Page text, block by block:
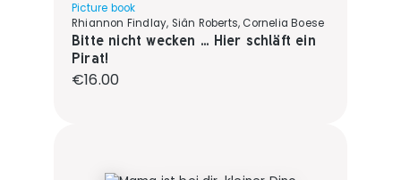
Picture book
Rhiannon Findlay, Siân Roberts, Cornelia Boese
Bitte nicht wecken ... Hier schläft ein
Pirat!
Regular price:
€16.00